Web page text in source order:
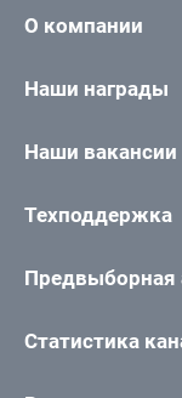
О компании
Наши награды
Наши вакансии
Техподдержка
Предвыборная
Статистика